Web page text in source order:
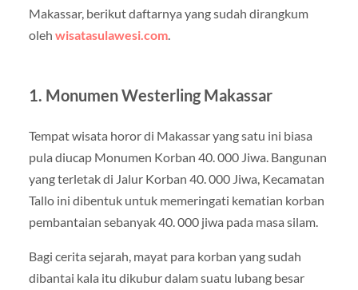
Makassar, berikut daftarnya yang sudah dirangkum
oleh wisatasulawesi.com.
1. Monumen Westerling Makassar
Tempat wisata horor di Makassar yang satu ini biasa
pula diucap Monumen Korban 40. 000 Jiwa. Bangunan
yang terletak di Jalur Korban 40. 000 Jiwa, Kecamatan
Tallo ini dibentuk untuk memeringati kematian korban
pembantaian sebanyak 40. 000 jiwa pada masa silam.
Bagi cerita sejarah, mayat para korban yang sudah
dibantai kala itu dikubur dalam suatu lubang besar